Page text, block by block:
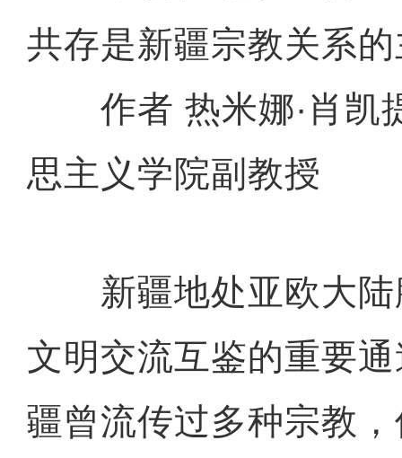
共存是新疆宗教关系
作者 热米娜·肖凯
思主义学院副教授
新疆地处亚欧大陆
文明交流互鉴的重要
疆曾流传过多种宗教